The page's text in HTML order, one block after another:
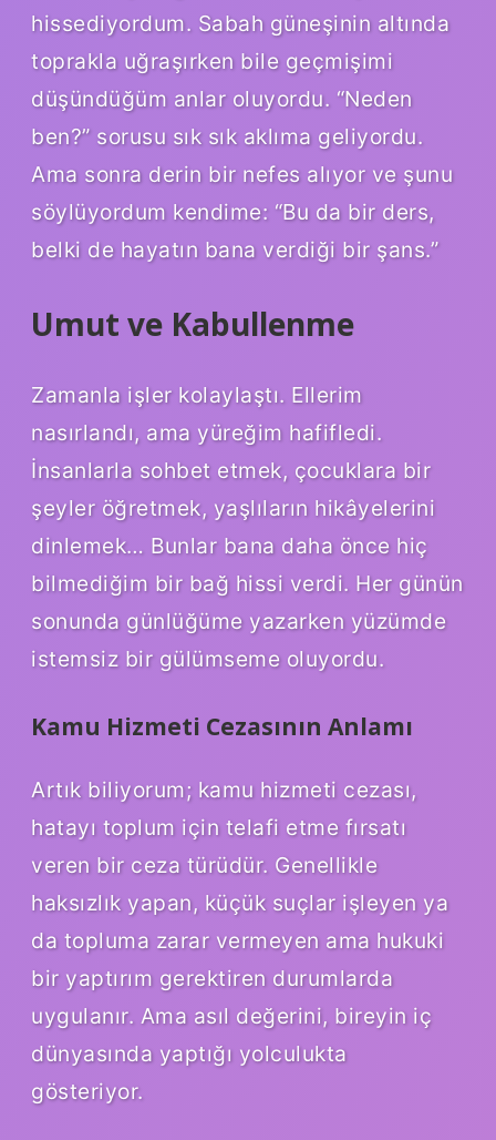
hissediyordum. Sabah güneşinin altında
toprakla uğraşırken bile geçmişimi
düşündüğüm anlar oluyordu. “Neden
ben?” sorusu sık sık aklıma geliyordu.
Ama sonra derin bir nefes alıyor ve şunu
söylüyordum kendime: “Bu da bir ders,
belki de hayatın bana verdiği bir şans.”
Umut ve Kabullenme
Zamanla işler kolaylaştı. Ellerim
nasırlandı, ama yüreğim hafifledi.
İnsanlarla sohbet etmek, çocuklara bir
şeyler öğretmek, yaşlıların hikâyelerini
dinlemek… Bunlar bana daha önce hiç
bilmediğim bir bağ hissi verdi. Her günün
sonunda günlüğüme yazarken yüzümde
istemsiz bir gülümseme oluyordu.
Kamu Hizmeti Cezasının Anlamı
Artık biliyorum; kamu hizmeti cezası,
hatayı toplum için telafi etme fırsatı
veren bir ceza türüdür. Genellikle
haksızlık yapan, küçük suçlar işleyen ya
da topluma zarar vermeyen ama hukuki
bir yaptırım gerektiren durumlarda
uygulanır. Ama asıl değerini, bireyin iç
dünyasında yaptığı yolculukta
gösteriyor.